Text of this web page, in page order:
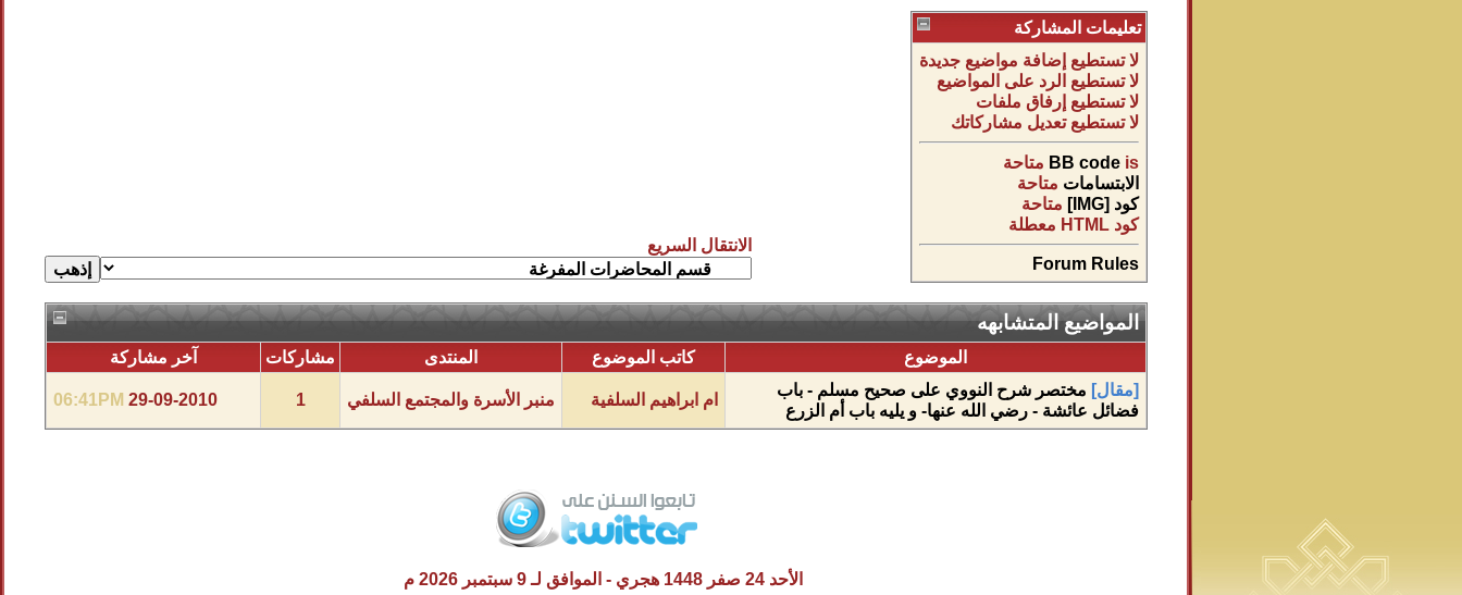
تعليمات المشاركة
لا تستطيع إضافة مواضيع جديدة
لا تستطيع الرد على المواضيع
لا تستطيع إرفاق ملفات
لا تستطيع تعديل مشاركاتك
BB code is
متاحة
الابتسامات متاحة
كود [IMG]
متاحة
كود HTML
معطلة
Forum Rules
الانتقال السريع
المواضيع المتشابهه
الموضوع كاتب الموضوع المنتدى مشاركات
آخر مشاركة
[مقال] مختصر شرح النووي على صحيح مسلم - باب
فضائل عائشة - رضي الله عنها- و يليه باب أم الزرع
ام ابراهيم السلفية منبر الأسرة والمجتمع السلفي 1
29-09-2010
06:41PM
الأحد 24 صفر 1448 هجري - الموافق لـ 9 سبتمبر 2026 م